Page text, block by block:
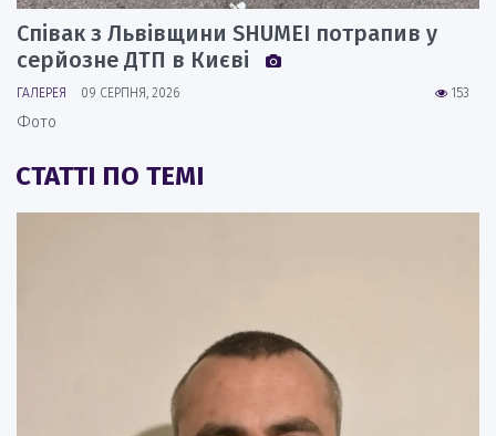
Співак з Львівщини SHUMEI потрапив у
серйозне ДТП в Києві
153
ГАЛЕРЕЯ 09 СЕРПНЯ, 2026
Фото
СТАТТІ ПО ТЕМІ